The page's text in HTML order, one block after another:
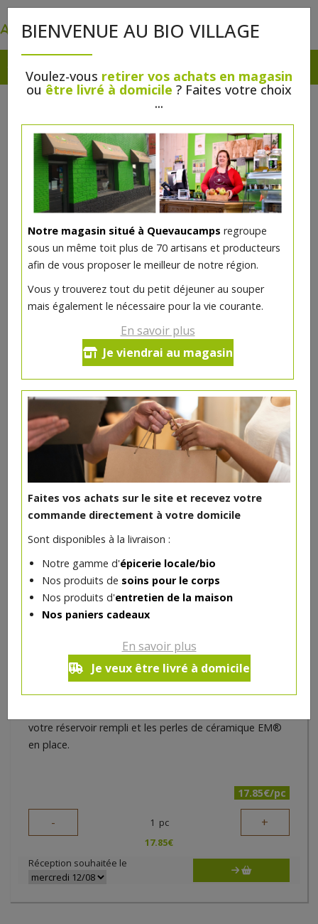
BIENVENUE AU BIO VILLAGE
Voulez-vous retirer vos achats en magasin
ou être livré à domicile ? Faites votre choix
...
Notre magasin situé à Quevaucamps regroupe
sous un même toit plus de 70 artisans et producteurs
afin de vous proposer le meilleur de notre région.
Vous y trouverez tout du petit déjeuner au souper
mais également le nécessaire pour la vie courante.
En savoir plus
Je viendrai au magasin
Faites vos achats sur le site et recevez votre
commande directement à votre domicile
Sont disponibles à la livraison :
Notre gamme d'épicerie locale/bio
Nos produits de soins pour le corps
Nos produits d'entretien de la maison
Nos paniers cadeaux
En savoir plus
Je veux être livré à domicile
Perles de céramique pour
cafetière (20 pièces) - Les Verts
Moutons
Perles de céramique EM - Spécial Cafetières (20 perles)
Description:
Au fil de l’utilisation, vous remarquerez une réduction
des dépôts calcaires, évitant ainsi l’entartrage de votre
cafetière à dosettes ou capsules. L’eau devient plus
douce, révélant pleinement tous les saveurs de votre
café.
Placez les 20 perles en vrac dans le réservoir d’eau de
votre cafetière (50 -70 cl) .
Une solution simple et naturelle pour améliorer l'eau du
robinet et entretenir durablement votre électro-
ménager.
Poids : 30 g
Conseils d’utilisation:
votre réservoir rempli et les perles de céramique EM®
en place.
17.85€/pc
- 1 pc +
17.85€
Réception souhaitée le